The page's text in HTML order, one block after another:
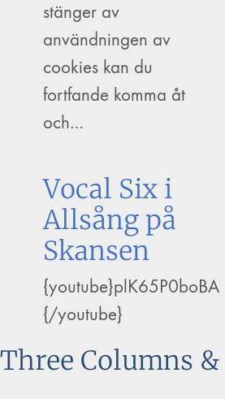
stänger av
användningen av
cookies kan du
fortfande komma åt
och…
Vocal Six i
Allsång på
Skansen
{youtube}plK65P0boBA
{/youtube}
Three Columns